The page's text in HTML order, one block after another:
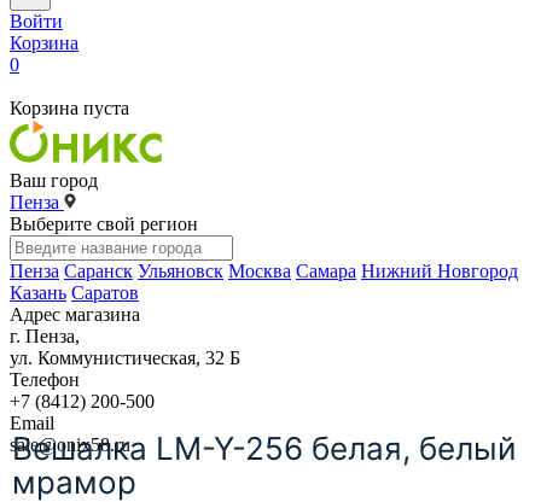
Войти
Корзина
0
Корзина пуста
Ваш город
Пенза
Выберите свой регион
Пенза Саранск Ульяновск Москва Самара Нижний Новгород
Казань Саратов
Адрес магазина
г. Пенза,
ул. Коммунистическая, 32 Б
Телефон
+7 (8412) 200-500
Email
sale@onix58.ru
Вешалка LM-Y-256 белая, белый
мрамор